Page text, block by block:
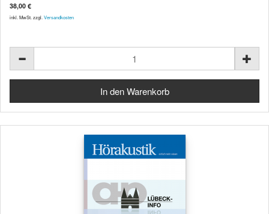
38,00 €
inkl. MwSt. zzgl. Versandkosten